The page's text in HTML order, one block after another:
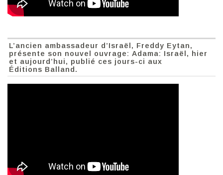
L’ancien ambassadeur d’Israël, Freddy Eytan,
présente son nouvel ouvrage: Adama: Israël, hier
et aujourd’hui, publié ces jours-ci aux
Éditions Balland.